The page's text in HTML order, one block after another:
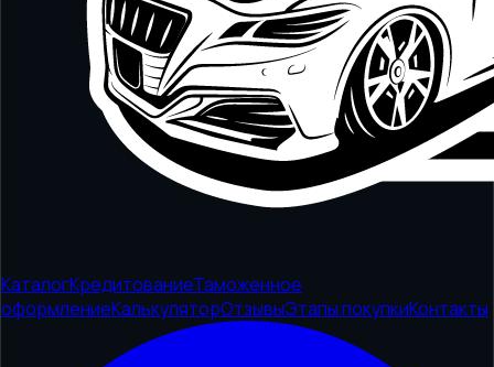
КаталогКредитованиеТаможенное
оформлениеКалькуляторОтзывыЭтапы покупкиКонтакты